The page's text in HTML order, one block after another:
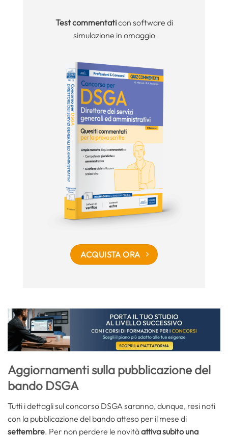
Test commentaticon software di
simulazione in omaggio
ACQUISTA ORA
Aggiornamenti sulla pubblicazione del
bando DSGA
Tutti i dettagli sul concorso DSGA saranno, dunque, resi noti
con la pubblicazione del bando atteso per il mese di
settembre. Per non perdere le novitàattiva subito una